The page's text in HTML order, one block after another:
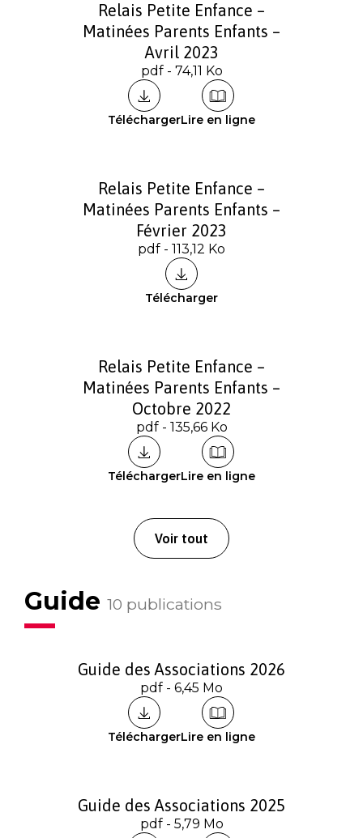
Relais Petite Enfance –
Matinées Parents Enfants –
Avril 2023
pdf - 74,11 Ko
TéléchargerLire en ligne
Relais Petite Enfance –
Matinées Parents Enfants –
Février 2023
pdf - 113,12 Ko
Télécharger
Relais Petite Enfance –
Matinées Parents Enfants –
Octobre 2022
pdf - 135,66 Ko
TéléchargerLire en ligne
Voir tout
Guide 10 publications
Guide des Associations 2026
pdf - 6,45 Mo
TéléchargerLire en ligne
Guide des Associations 2025
pdf - 5,79 Mo